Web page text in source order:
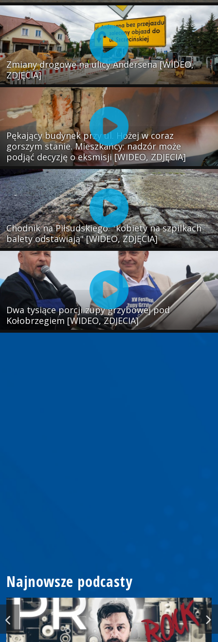
Zmiany drogowe na ulicy Andersena [WIDEO,
ZDJĘCIA]
Pękający budynek przy ul. Hożej w coraz
gorszym stanie. Mieszkańcy: nadzór może
podjąć decyzję o eksmisji [WIDEO, ZDJĘCIA]
Chodnik na Piłsudskiego: "kobiety na szpilkach
balety odstawiają" [WIDEO, ZDJĘCIA]
Dwa tysiące porcji zupy grzybowej pod
Kołobrzegiem [WIDEO, ZDJECIA]
Najnowsze podcasty